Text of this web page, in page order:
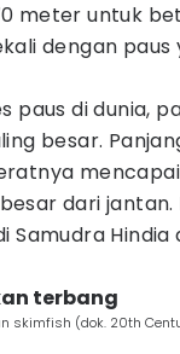
meter untuk
dengan paus
paus di dunia,
besar.
mencapai
dari jantan.
Samudra Hindia
terbang
skimfish (dok. 20th